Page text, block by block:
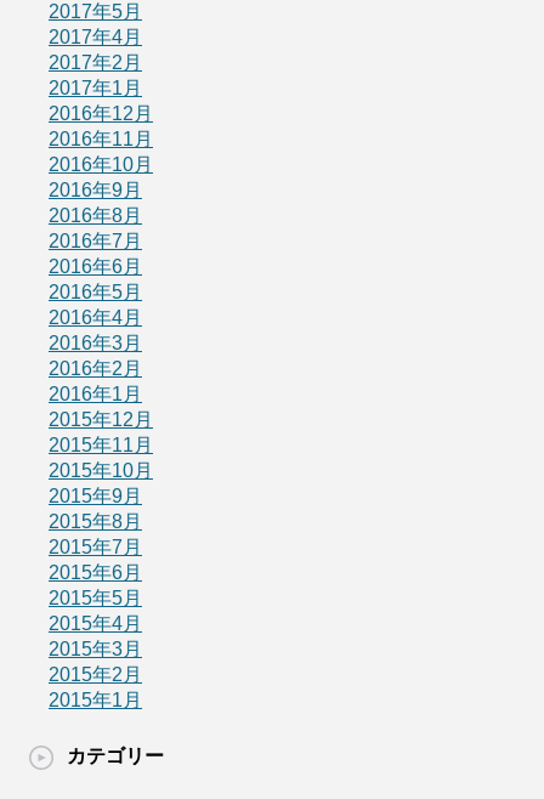
2017年5月
2017年4月
2017年2月
2017年1月
2016年12月
2016年11月
2016年10月
2016年9月
2016年8月
2016年7月
2016年6月
2016年5月
2016年4月
2016年3月
2016年2月
2016年1月
2015年12月
2015年11月
2015年10月
2015年9月
2015年8月
2015年7月
2015年6月
2015年5月
2015年4月
2015年3月
2015年2月
2015年1月
カテゴリー